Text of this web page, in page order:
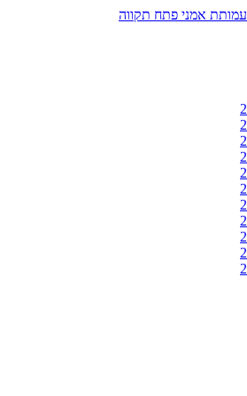
עמותת אמני פתח תקווה